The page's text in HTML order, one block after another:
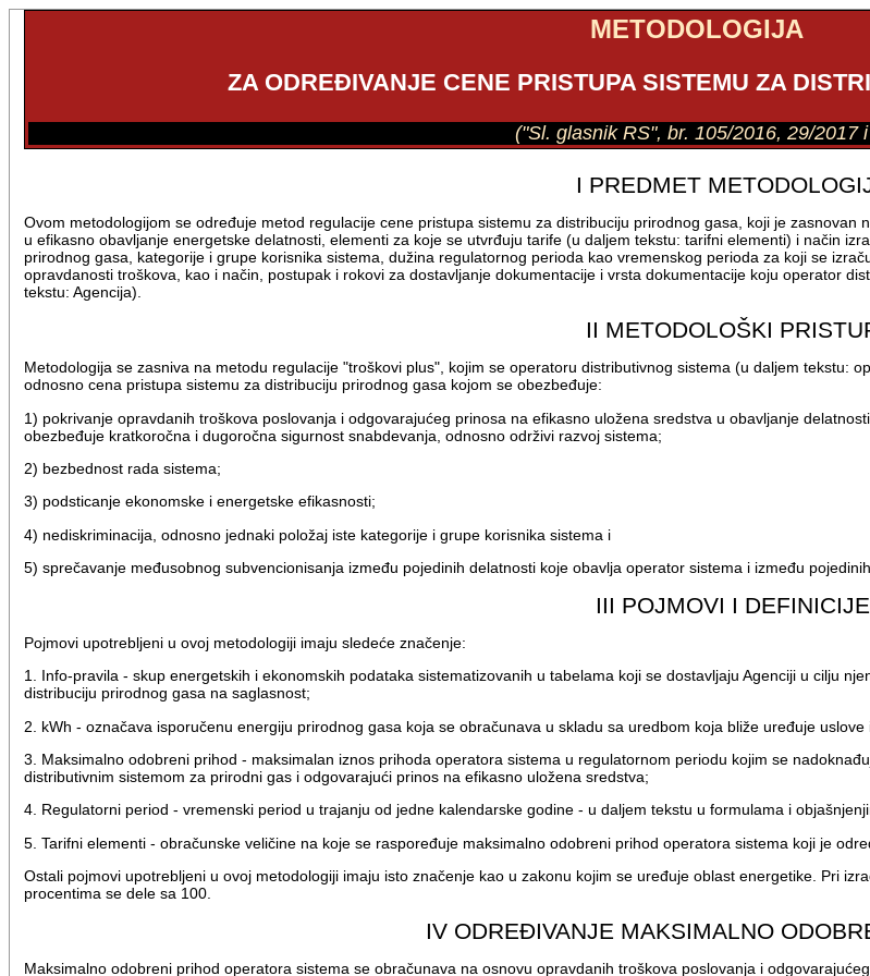
METODOLOGIJA
ZA ODREĐIVANJE CENE PRISTUPA SISTEMU ZA
("Sl. glasnik RS", br. 105/2016, 29/2017
I PREDMET
Ovom metodologijom se određuje metod regulacije cene pristupa sistemu za distribuciju prirodnog gasa, koji je
u efikasno obavljanje energetske delatnosti, elementi za koje se utvrđuju tarife (u daljem tekstu: tarifni elementi) i način
prirodnog gasa, kategorije i grupe korisnika sistema, dužina regulatornog perioda kao vremenskog perioda za koji se
opravdanosti troškova, kao i način, postupak i rokovi za dostavljanje dokumentacije i vrsta dokumentacije koju operator
tekstu: Agencija).
II METODOLOŠKI
Metodologija se zasniva na metodu regulacije "troškovi plus", kojim se operatoru distributivnog sistema (u daljem tekstu:
odnosno cena pristupa sistemu za distribuciju prirodnog gasa kojom se obezbeđuje:
1) pokrivanje opravdanih troškova poslovanja i odgovarajućeg prinosa na efikasno uložena sredstva u obavljanje
obezbeđuje kratkoročna i dugoročna sigurnost snabdevanja, odnosno održivi razvoj sistema;
2) bezbednost rada sistema;
3) podsticanje ekonomske i energetske efikasnosti;
4) nediskriminacija, odnosno jednaki položaj iste kategorije i grupe korisnika sistema i
5) sprečavanje međusobnog subvencionisanja između pojedinih delatnosti koje obavlja operator sistema i između
III POJMOVI I DEFINICIJE
Pojmovi upotrebljeni u ovoj metodologiji imaju sledeće značenje:
1. Info-pravila - skup energetskih i ekonomskih podataka sistematizovanih u tabelama koji se dostavljaju Agenciji u cilju
distribuciju prirodnog gasa na saglasnost;
2. kWh - označava isporučenu energiju prirodnog gasa koja se obračunava u skladu sa uredbom koja bliže uređuje
3. Maksimalno odobreni prihod - maksimalan iznos prihoda operatora sistema u regulatornom periodu kojim se
distributivnim sistemom za prirodni gas i odgovarajući prinos na efikasno uložena sredstva;
4. Regulatorni period - vremenski period u trajanju od jedne kalendarske godine - u daljem tekstu u formulama i
5. Tarifni elementi - obračunske veličine na koje se raspoređuje maksimalno odobreni prihod operatora sistema koji je
Ostali pojmovi upotrebljeni u ovoj metodologiji imaju isto značenje kao u zakonu kojim se uređuje oblast energetike. Pri
procentima se dele sa 100.
IV ODREĐIVANJE MAKSIMALNO
Maksimalno odobreni prihod operatora sistema se obračunava na osnovu opravdanih troškova poslovanja i